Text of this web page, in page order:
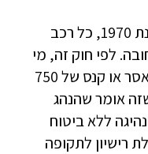
לפי פקודת ביטוח רכב מנועי משנת 1970, כל רכב
לפי חוק זה, מי
שעובר עליו דינו שלושה חודשי מאסר או קנס של 750
אומר שהנהג
ללא ביטוח
רישיון לתקופה